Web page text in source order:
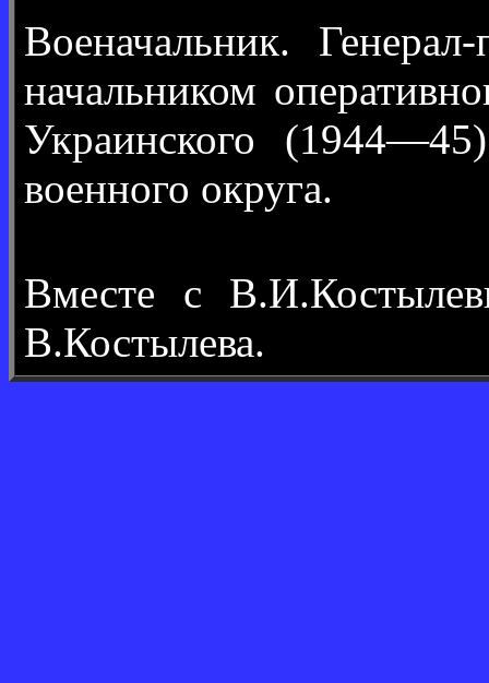
Военачальник.
начальником
Украинского
военного округа.
Вместе с
В.Костылева.